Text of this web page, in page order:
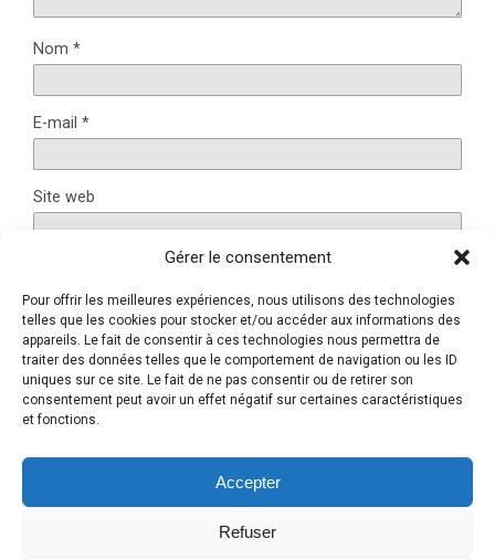
Gérer le consentement
Pour offrir les meilleures expériences, nous utilisons des technologies
telles que les cookies pour stocker et/ou accéder aux informations des
appareils. Le fait de consentir à ces technologies nous permettra de
traiter des données telles que le comportement de navigation ou les ID
uniques sur ce site. Le fait de ne pas consentir ou de retirer son
consentement peut avoir un effet négatif sur certaines caractéristiques
et fonctions.
Accepter
Refuser
Nom *
E-mail *
Site web
Ce site utilise Akismet pour réduire les indésirables.En
savoir plus sur la façon dont les données de vos
commentaires sont traitées.
Retour au début